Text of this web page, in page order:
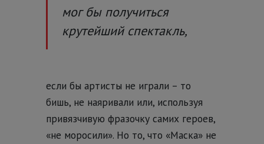
мог бы получиться
крутейший спектакль,
если бы артисты не играли – то
бишь, не наяривали или, используя
привязчивую фразочку самих героев,
«не моросили». Но то, что «Маска» не